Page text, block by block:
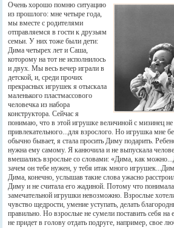
Очень хорошо помню ситуацию
из прошлого: мне четыре года,
мы вместе с родителями
отправляемся в гости к друзьям
семьи. У них тоже были дети:
Дима четырех лет и Саша,
которому на тот не исполнилось
и двух. Мы весь вечер играли в
детской, и, среди прочих
прекрасных игрушек я отыскала
маленького пластмассового
человечка из набора
конструктора. Сейчас я
понимаю, что в этой игрушке величиной с мизинец
привлекательного...для взрослого. Но игрушка мне
обычно бывает, я стала просить Диму подарить.
нужна ему самому. Я канючила и не выпускала
вмешались взрослые со словами: «Дима, как
зачем он тебе нужен, у тебя итак много
Дима, конечно, услышав такие слова ужасно
Диму и не считала его жадиной. Потому что понимала:
замечательной игрушки невозможно. Взрослые
чувство щедрости, умение уступать, делать
правильно. Но взрослые не сумели поставить себя
не придет в голову отдать подруге, например, свое